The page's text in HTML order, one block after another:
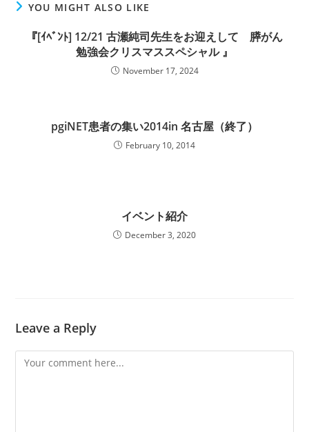
YOU MIGHT ALSO LIKE
『[ｲﾍﾞﾝﾄ] 12/21 古瀬純司先生をお迎えして 膵がん
勉強会クリスマススペシャル 』
November 17, 2024
pgiNET患者の集い2014in 名古屋（終了）
February 10, 2014
イベント紹介
December 3, 2020
Leave a Reply
Comment